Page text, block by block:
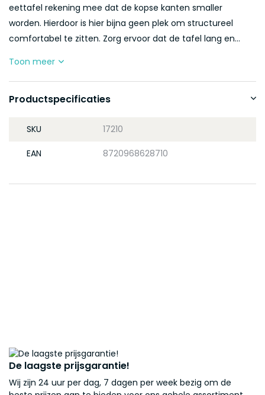
eettafel rekening mee dat de kopse kanten smaller
worden. Hierdoor is hier bijna geen plek om structureel
comfortabel te zitten. Zorg ervoor dat de tafel lang en...
Toon meer
Productspecificaties
SKU 17210
EAN 8720968628710
De laagste prijsgarantie!
Wij zijn 24 uur per dag, 7 dagen per week bezig om de